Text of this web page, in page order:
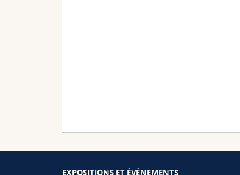
EXPOSITIONS ET ÉVÉNEMENTS